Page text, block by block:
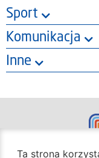
Sport
Komunikacja
Inne
Ta strona